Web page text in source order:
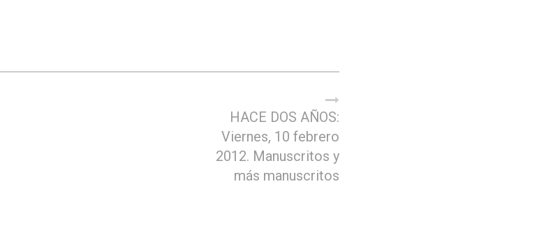
HACE DOS AÑOS:
Viernes, 10 febrero
2012. Manuscritos y
más manuscritos